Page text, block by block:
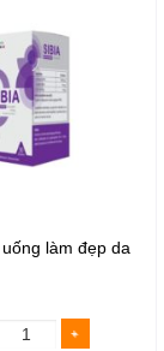
làm đẹp da